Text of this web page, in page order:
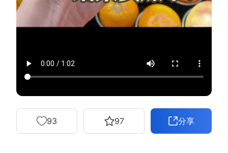
行业洞察
新零售资讯
私域课程 新零售内参
增长俱乐部
93 97 分享